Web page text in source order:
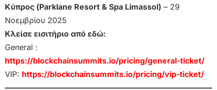
Κύπρος (Parklane Resort & Spa Limassol) – 29
Νοεμβρίου 2025
Κλείσε εισιτήριο από εδώ:
General :
https://blockchainsummits.io/pricing/general-ticket/
VIP: https://blockchainsummits.io/pricing/vip-ticket/